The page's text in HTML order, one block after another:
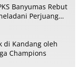
Banyumas Rebut
Perjuangan
di Kandang oleh
Champions